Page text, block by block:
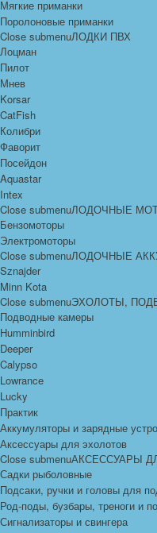
Мягкие приманки
Поролоновые приманки
Close submenuЛОДКИ ПВХ
Лоцман
Пилот
Мнев
Korsar
CatFish
Колибри
Фаворит
Посейдон
Aquastar
Intex
Close submenuЛОДОЧНЫЕ
Бензомоторы
Электромоторы
Close submenuЛОДОЧНЫЕ
Sznajder
Minn Kota
Close submenuЭХОЛОТЫ,
Подводные камеры
Humminbird
Deeper
Calypso
Lowrance
Lucky
Практик
Аккумуляторы и зарядные
Аксессуары для эхолотов
Close submenuАКСЕССУАРЫ
Садки рыболовные
Подсаки, ручки и головы для
Род-поды, бузбары, треноги и
Сигнализаторы и свингера